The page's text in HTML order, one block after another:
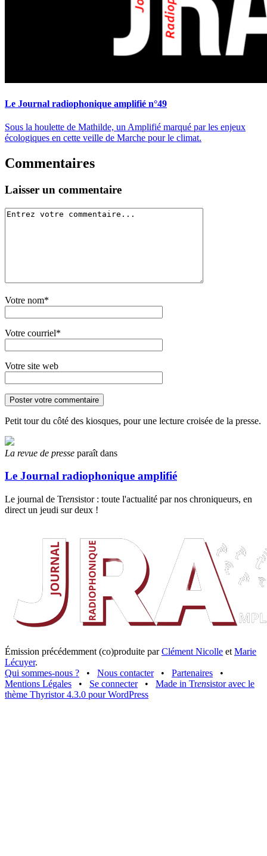
Le Journal radiophonique amplifié n°49
Sous la houlette de Mathilde, un Amplifié marqué par les enjeux
écologiques en cette veille de Marche pour le climat.
Commentaires
Laisser un commentaire
Votre nom*
Votre courriel*
Votre site web
Petit tour du côté des kiosques, pour une lecture croisée de la presse.
La revue de presse paraît dans
Le Journal radiophonique amplifié
Le journal de Trensistor : toute l'actualité par nos chroniqueurs, en
direct un jeudi sur deux !
Émission précédemment (co)produite parClément Nicolle et Marie
Lécuyer.
Qui sommes-nous ?
• Nous contacter • Partenaires
•
Mentions Légales
• Se connecter • Made in Trensistor avec le
thème Thyristor 4.3.0 pour WordPress